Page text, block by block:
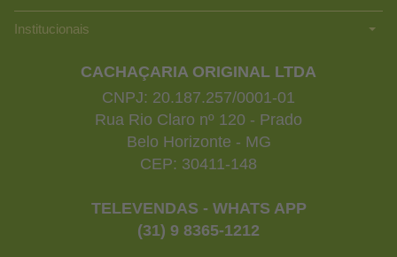
Institucionais
CACHAÇARIA ORIGINAL LTDA
CNPJ: 20.187.257/0001-01
Rua Rio Claro nº 120 - Prado
Belo Horizonte - MG
CEP: 30411-148
TELEVENDAS - WHATS APP
(31) 9 8365-1212